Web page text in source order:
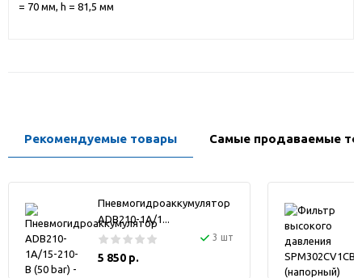
= 70 мм, h = 81,5 мм
Рекомендуемые товары Самые продаваемые
Пневмогидроаккумулятор
ADB210-1A/1...
3 шт
5 850 р.